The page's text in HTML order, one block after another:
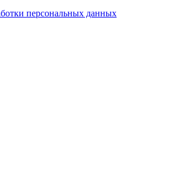
персональных данных